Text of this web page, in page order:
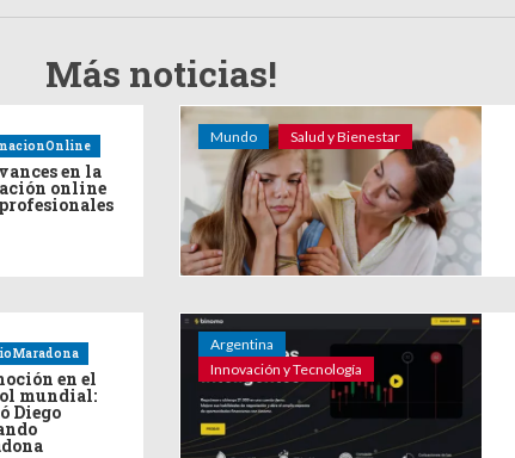
Más noticias!
en la
online
Mundo Salud y Bienestar
en el
mundial:
Diego
Argentina
Innovación y Tecnología